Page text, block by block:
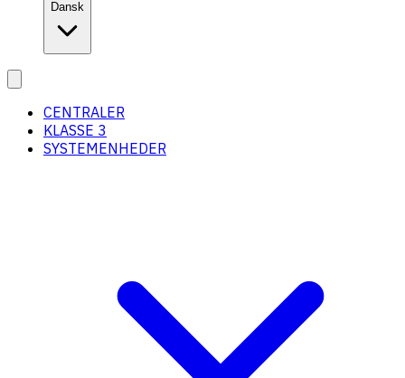
Dansk
CENTRALER
KLASSE 3
SYSTEMENHEDER